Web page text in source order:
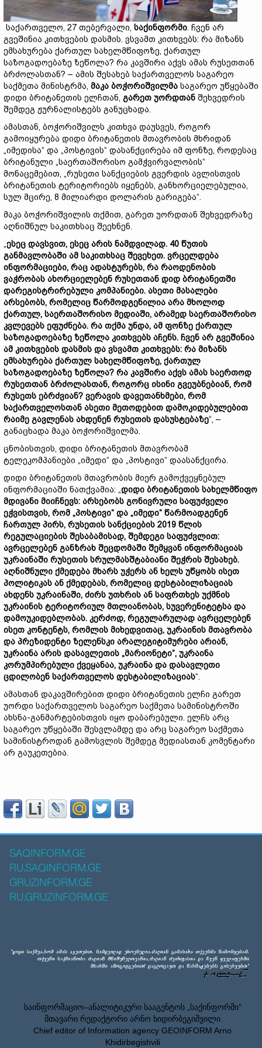
საქართველო, 27 თებერვალი, საქინფორმი. ჩვენ არ
გვეშინია კითხვების დასმის. ვსვამთ კითხვებს: რა მიზანს
ემსახურება ქართულ სახელმწიფოზე, ქართულ
საზოგადოებაზე ზეწოლა? რა კავშირი აქვს ამას რუსეთთან
ბრძოლასთან? – ამის შესახებ საქართველოს საგარეო
საქმეთა მინისტრმა, მაკა ბოჭორიშვილმა საგარეო უწყებაში
დიდი ბრიტანეთის ელჩთან, გარეთ უორდთან შეხვედრის
შემდეგ ჟურნალისტებს განუცხადა.
ამასთან, ბოჭორიშვილს კითხვა დაუსვეს, როგორ
გამოიყურება დიდი ბრიტანეთის მთავრობის მხრიდან
„იმედისა“ და „პოსტივის“ დასანქცირება იმ ფონზე, როდესაც
ბრიტანული „საერთაშორისო გამჭვირვალობის“
მონაცემებით, „რუსეთი სანქციების გვერდის ავლისთვის
ბრიტანეთის ტერიტორიებს იყენებს, განხორციელებულია,
სულ მცირე, 8 მილიარდი დოლარის გარიგება“.
მაკა ბოჭორიშვილის თქმით, გარეთ უორდთან შეხვედრაზე
აღნიშნულ საკითხსაც შეეხნენ.
„ესეც დავსვით, ესეც არის ნამდვილად. 40 წუთის
განმავლობაში ამ საკითხსაც შევეხეთ. ვრცელდება
ინფორმაციები, რაც ადასტურებს, რა რაოდენობის
ვაჭრობას ახორციელებენ რუსეთთან დიდ ბრიტანეთში
დარეგისტრირებული კომპანიები. ასეთი მასალები
არსებობს, რომელიც წარმოდგენილია არა მხოლოდ
ქართულ, საერთაშორისო მედიაში, არამედ საერთაშორისო
კვლევებს ეფუძნება. რა თქმა უნდა, ამ ფონზე ქართულ
საზოგადოებაზე ზეწოლა კითხვებს აჩენს. ჩვენ არ გვეშინია
ამ კითხვების დასმის და ვსვამთ კითხვებს: რა მიზანს
ემსახურება ქართულ სახელმწიფოზე, ქართულ
საზოგადოებაზე ზეწოლა? რა კავშირი აქვს ამას საერთოდ
რუსეთთან ბრძოლასთან, როგორც ისინი გვეუბნებიან, რომ
რუსეთს ებრძვიან? ვერავის დავეთანხმები, რომ
საქართველოსთან ასეთი მეთოდებით დამოკიდებულებით
რაიმე გავლენას ახდენენ რუსეთის დასუსტებაზე“, –
განაცხადა მაკა ბოჭორიშვილმა.
ცნობისთვის, დიდი ბრიტანეთის მთავრობამ
ტელეკომპანიები „იმედი“ და „პოსტივი“ დაასანქცირა.
დიდი ბრიტანეთის მთავრობის მიერ გამოქვეყნებულ
ინფორმაციაში ნათქვამია: „დიდი ბრიტანეთის სახელმწიფო
მდივანი მიიჩნევს: არსებობს გონივრული საფუძველი
ეჭვისთვის, რომ „პოსტივი“ და „იმედი“ წარმოადგენენ
ჩართულ პირს, რუსეთის სანქციების 2019 წლის
რეგულაციების შესაბამისად, შემდეგი საფუძვლით:
ავრცელებენ განზრახ შეცდომაში შემყვან ინფორმაციას
უკრაინაში რუსეთის სრულმასშტაბიანი შეჭრის შესახებ.
აღნიშნული ქმედება მხარს უჭერს ან ხელს უწყობს ისეთ
პოლიტიკას ან ქმედებას, რომელიც დესტაბილიზაციას
ახდენს უკრაინაში, ძირს უთხრის ან საფრთხეს უქმნის
უკრაინის ტერიტორიულ მთლიანობას, სუვერენიტეტსა და
დამოუკიდებლობას. კერძოდ, რეგულარულად ავრცელებენ
ისეთ კონტენტს, რომლის მიხედვითაც, უკრაინის მთავრობა
და პრეზიდენტი ზელენსკი არალეგიტიმურები არიან,
უკრაინა არის დასავლეთის „მარიონეტი“, უკრაინა
კორუმპირებული ქვეყანაა, უკრაინა და დასავლეთი
ცდილობენ საქართველოს დესტაბილიზაციას“.
ამასთან დაკავშირებით დიდი ბრიტანეთის ელჩი გარეთ
უორდი საქართველოს საგარეო საქმეთა სამინისტროში
ახსნა-განმარტებისთვის იყო დაბარებული. ელჩს არც
საგარეო უწყებაში შესვლამდე და არც საგარეო საქმეთა
სამინისტროდან გამოსვლის შემდეგ მედიასთან კომენტარი
არ გაუკეთებია.
SAQINFORM.GE
RU.SAQINFORM.GE
GRUZINFORM.GE
RU.GRUZINFORM.GE
საინფორმაციო–ანალიტიკური სააგენტოს „საქინფორმი”
მთავარი რედაქტორი არნო ხიდირბეგიშვილი
Chief editor of Information agency GEOINFORM Arno
Khidirbegishvili